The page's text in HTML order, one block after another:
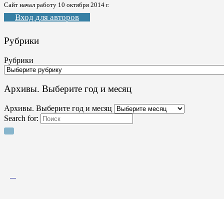
Сайт начал работу 10 октября 2014 г.
Вход для авторов
Рубрики
Рубрики
Архивы. Выберите год и месяц
Архивы. Выберите год и месяц
Search for: